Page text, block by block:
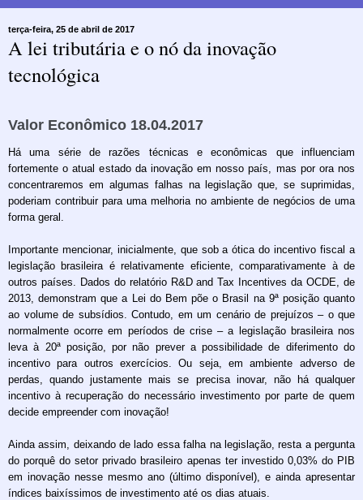
terça-feira, 25 de abril de 2017
A lei tributária e o nó da inovação
tecnológica
Valor Econômico 18.04.2017
Há uma série de razões técnicas e econômicas que influenciam
fortemente o atual estado da inovação em nosso país, mas por ora nos
concentraremos em algumas falhas na legislação que, se suprimidas,
poderiam contribuir para uma melhoria no ambiente de negócios de uma
forma geral.
Importante mencionar, inicialmente, que sob a ótica do incentivo fiscal a
legislação brasileira é relativamente eficiente, comparativamente à de
outros países. Dados do relatório R&D and Tax Incentives da OCDE, de
2013, demonstram que a Lei do Bem põe o Brasil na 9ª posição quanto
ao volume de subsídios. Contudo, em um cenário de prejuízos – o que
normalmente ocorre em períodos de crise – a legislação brasileira nos
leva à 20ª posição, por não prever a possibilidade de diferimento do
incentivo para outros exercícios. Ou seja, em ambiente adverso de
perdas, quando justamente mais se precisa inovar, não há qualquer
incentivo à recuperação do necessário investimento por parte de quem
decide empreender com inovação!
Ainda assim, deixando de lado essa falha na legislação, resta a pergunta
do porquê do setor privado brasileiro apenas ter investido 0,03% do PIB
em inovação nesse mesmo ano (último disponível), e ainda apresentar
índices baixíssimos de investimento até os dias atuais.